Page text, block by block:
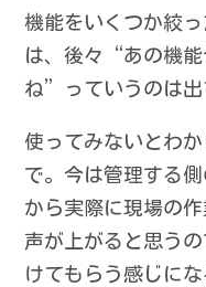
機能をいくつか絞
は、後々“あの機能
ね”っていうのは出
使ってみないとわ
で。今は管理する
から実際に現場の
声が上がると思う
けてもらう感じに